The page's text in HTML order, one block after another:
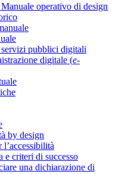
operativo di design
pubblici digitali
digitale (e-
by design
e criteri di successo
una dichiarazione di